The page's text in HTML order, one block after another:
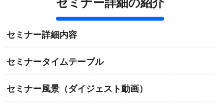
セミナー詳細の紹介
セミナー詳細内容
セミナータイムテーブル
セミナー風景（ダイジェスト動画）